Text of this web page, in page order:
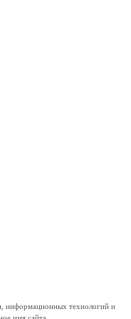
информационных технологий и